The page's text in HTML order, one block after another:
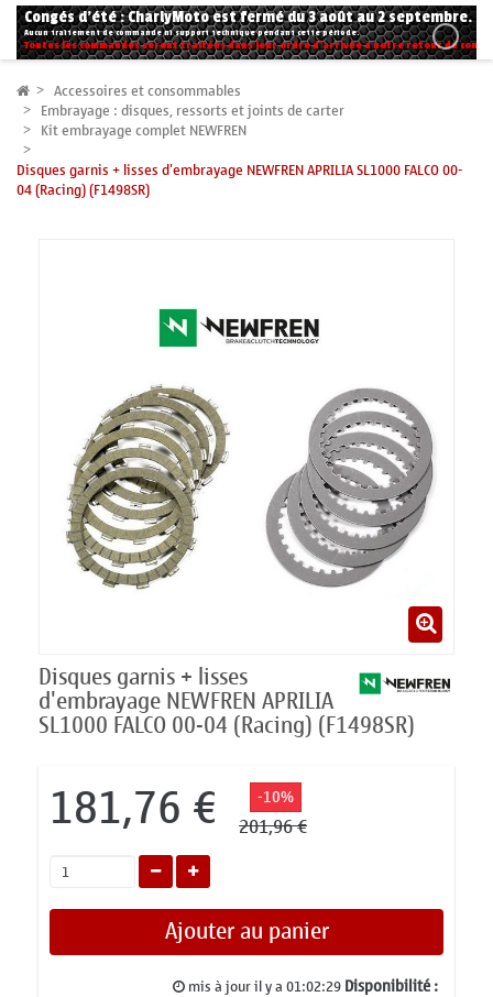
Congés d'été : CharlyMoto est fermé du 3 août au 2 septembre.
Aucun traitement de commande ni support technique pendant cette période.
Toutes les commandes seront traitées dans leur ordre d'arrivée à notre retour de
Accessoires et consommables
Embrayage : disques, ressorts et joints de carter
Kit embrayage complet NEWFREN
Disques garnis + lisses d'embrayage NEWFREN APRILIA SL1000 FALCO 00-
04 (Racing) (F1498SR)
Disques garnis + lisses
d'embrayage NEWFREN APRILIA
SL1000 FALCO 00-04 (Racing) (F1498SR)
181,76 € -10%
201,96 €
Ajouter au panier
mis à jour il y a01:02:29Disponibilité :